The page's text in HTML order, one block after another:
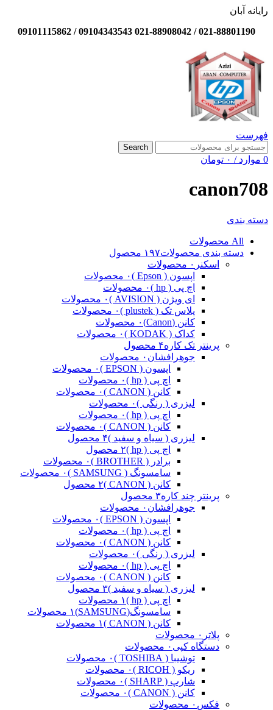
رایانه آبان
021-88801190 / 021-88908042 09104343543 / 09101115862
فهرست
Search
0 موارد / ۰ تومان
canon708
دسته بندی
All محصولات
دسته بندی محصولات۱۹۷ محصول
اسکنر ۰ محصولات
اپسون ( Epson )
۰ محصولات
اچ پی ( hp )
۰ محصولات
ای ویژن ( AVISION )
۰ محصولات
پلاس تک ( plustek )
۰ محصولات
کانن (Canon)
۰ محصولات
کداک ( KODAK )
۰ محصولات
پرینتر تک کاره۴ محصول
جوهرافشان ۰ محصولات
اپسون ( EPSON )
۰ محصولات
اچ پی ( hp )
۰ محصولات
کانن ( CANON )
۰ محصولات
لیزری ( رنگی )۰ محصولات
اچ پی ( hp )
۰ محصولات
کانن ( CANON )
۰ محصولات
لیزری ( سیاه و سفید )۴ محصول
اچ پی ( hp )
۲ محصول
برادر ( BROTHER )
۰ محصولات
سامسونگ ( SAMSUNG )
۰ محصولات
کانن ( CANON )
۲ محصول
پرینتر چند کاره۳ محصول
جوهرافشان ۰ محصولات
اپسون ( EPSON )
۰ محصولات
اچ پی ( hp )
۰ محصولات
کانن ( CANON )
۰ محصولات
لیزری ( رنگی )۰ محصولات
اچ پی ( hp )
۰ محصولات
کانن ( CANON )
۰ محصولات
لیزری ( سیاه و سفید )۳ محصول
اچ پی ( hp )
۱ محصولات
سامسونگ(SAMSUNG)
۱ محصولات
کانن ( CANON )
۱ محصولات
پلاتر ۰ محصولات
دستگاه کپی ۰ محصولات
توشیبا ( TOSHIBA )
۰ محصولات
ریکو ( RICOH )
۰ محصولات
شارپ ( SHARP )
۰ محصولات
کانن ( CANON )
۰ محصولات
فکس ۰ محصولات